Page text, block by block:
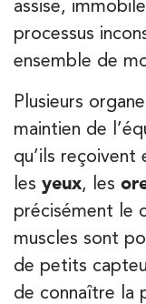
assise,
processus
ensemble de
Plusieurs
maintien de
qu’ils
les yeux, les
précisément le
muscles sont
de petits
de connaître la
proche de chez
Filtrer les
IK
380 Av.
380 Av.
01 43 50